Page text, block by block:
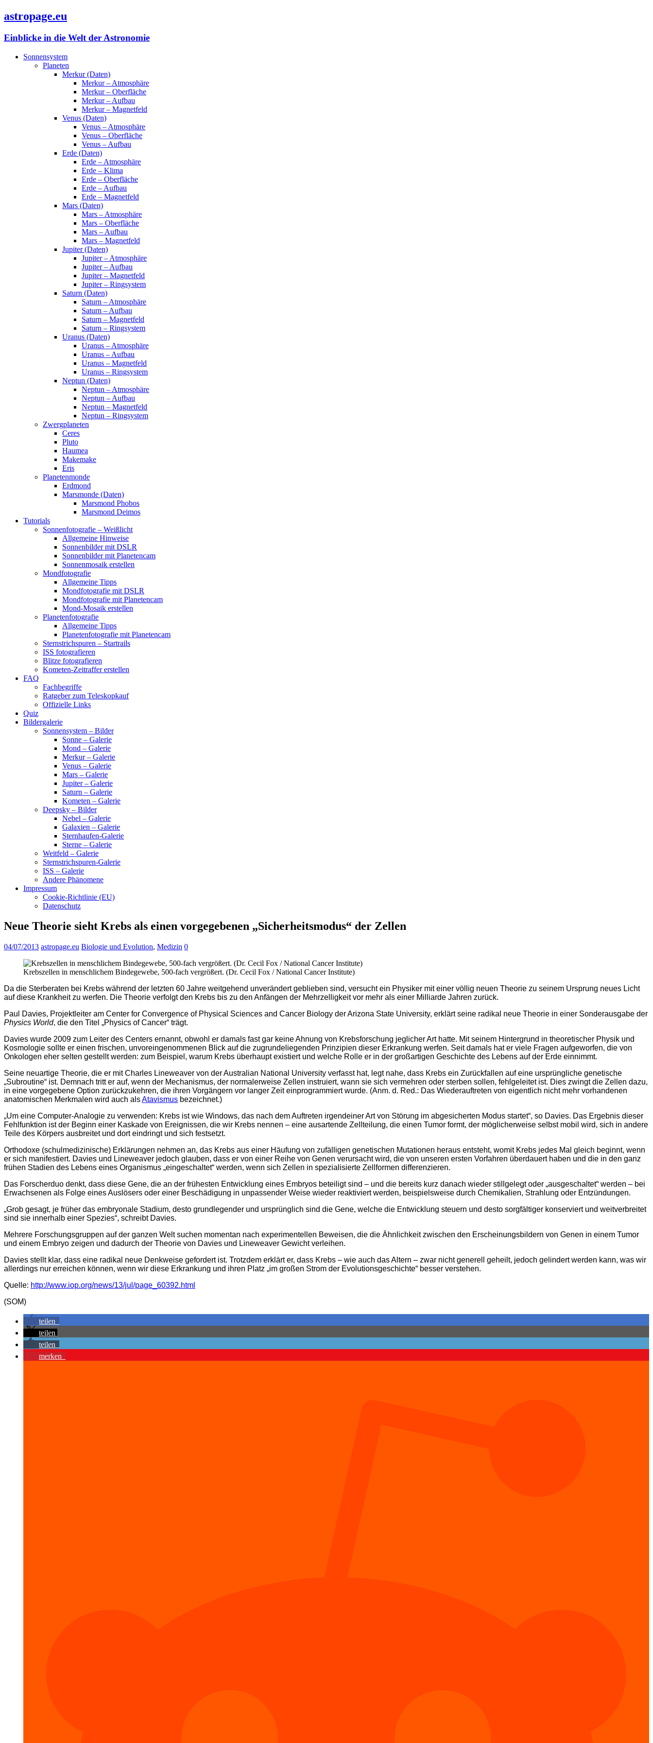
astropage.eu
Einblicke in die Welt der Astronomie
Sonnensystem
Planeten
Merkur (Daten)
Merkur – Atmosphäre
Merkur – Oberfläche
Merkur – Aufbau
Merkur – Magnetfeld
Venus (Daten)
Venus – Atmosphäre
Venus – Oberfläche
Venus – Aufbau
Erde (Daten)
Erde – Atmosphäre
Erde – Klima
Erde – Oberfläche
Erde – Aufbau
Erde – Magnetfeld
Mars (Daten)
Mars – Atmosphäre
Mars – Oberfläche
Mars – Aufbau
Mars – Magnetfeld
Jupiter (Daten)
Jupiter – Atmosphäre
Jupiter – Aufbau
Jupiter – Magnetfeld
Jupiter – Ringsystem
Saturn (Daten)
Saturn – Atmosphäre
Saturn – Aufbau
Saturn – Magnetfeld
Saturn – Ringsystem
Uranus (Daten)
Uranus – Atmosphäre
Uranus – Aufbau
Uranus – Magnetfeld
Uranus – Ringsystem
Neptun (Daten)
Neptun – Atmosphäre
Neptun – Aufbau
Neptun – Magnetfeld
Neptun – Ringsystem
Zwergplaneten
Ceres
Pluto
Haumea
Makemake
Eris
Planetenmonde
Erdmond
Marsmonde (Daten)
Marsmond Phobos
Marsmond Deimos
Tutorials
Sonnenfotografie – Weißlicht
Allgemeine Hinweise
Sonnenbilder mit DSLR
Sonnenbilder mit Planetencam
Sonnenmosaik erstellen
Mondfotografie
Allgemeine Tipps
Mondfotografie mit DSLR
Mondfotografie mit Planetencam
Mond-Mosaik erstellen
Planetenfotografie
Allgemeine Tipps
Planetenfotografie mit Planetencam
Sternstrichspuren – Startrails
ISS fotografieren
Blitze fotografieren
Kometen-Zeitraffer erstellen
FAQ
Fachbegriffe
Ratgeber zum Teleskopkauf
Offizielle Links
Quiz
Bildergalerie
Sonnensystem – Bilder
Sonne – Galerie
Mond – Galerie
Merkur – Galerie
Venus – Galerie
Mars – Galerie
Jupiter – Galerie
Saturn – Galerie
Kometen – Galerie
Deepsky – Bilder
Nebel – Galerie
Galaxien – Galerie
Sternhaufen-Galerie
Sterne – Galerie
Weitfeld – Galerie
Sternstrichspuren-Galerie
ISS – Galerie
Andere Phänomene
Impressum
Cookie-Richtlinie (EU)
Datenschutz
Neue Theorie sieht Krebs als einen vorgegebenen „Sicherheitsmodus“ der Zellen
04/07/2013 astropage.eu Biologie und Evolution, Medizin 0
Krebszellen in menschlichem Bindegewebe, 500-fach vergrößert. (Dr. Cecil Fox / National Cancer Institute)
Da die Sterberaten bei Krebs während der letzten 60 Jahre weitgehend unverändert geblieben sind, versucht ein Physiker mit einer völlig neuen Theorie zu seinem Ursprung neues Licht
auf diese Krankheit zu werfen. Die Theorie verfolgt den Krebs bis zu den Anfängen der Mehrzelligkeit vor mehr als einer Milliarde Jahren zurück.
Paul Davies, Projektleiter am Center for Convergence of Physical Sciences and Cancer Biology der Arizona State University, erklärt seine radikal neue Theorie in einer Sonderausgabe der
Physics World, die den Titel „Physics of Cancer“ trägt.
Davies wurde 2009 zum Leiter des Centers ernannt, obwohl er damals fast gar keine Ahnung von Krebsforschung jeglicher Art hatte. Mit seinem Hintergrund in theoretischer Physik und
Kosmologie sollte er einen frischen, unvoreingenommenen Blick auf die zugrundeliegenden Prinzipien dieser Erkrankung werfen. Seit damals hat er viele Fragen aufgeworfen, die von
Onkologen eher selten gestellt werden: zum Beispiel, warum Krebs überhaupt existiert und welche Rolle er in der großartigen Geschichte des Lebens auf der Erde einnimmt.
Seine neuartige Theorie, die er mit Charles Lineweaver von der Australian National University verfasst hat, legt nahe, dass Krebs ein Zurückfallen auf eine ursprüngliche genetische
„Subroutine“ ist. Demnach tritt er auf, wenn der Mechanismus, der normalerweise Zellen instruiert, wann sie sich vermehren oder sterben sollen, fehlgeleitet ist. Dies zwingt die Zellen dazu,
in eine vorgegebene Option zurückzukehren, die ihren Vorgängern vor langer Zeit einprogrammiert wurde. (Anm. d. Red.: Das Wiederauftreten von eigentlich nicht mehr vorhandenen
anatomischen Merkmalen wird auch alsAtavismus bezeichnet.)
„Um eine Computer-Analogie zu verwenden: Krebs ist wie Windows, das nach dem Auftreten irgendeiner Art von Störung im abgesicherten Modus startet“, so Davies. Das Ergebnis dieser
Fehlfunktion ist der Beginn einer Kaskade von Ereignissen, die wir Krebs nennen – eine ausartende Zellteilung, die einen Tumor formt, der möglicherweise selbst mobil wird, sich in andere
Teile des Körpers ausbreitet und dort eindringt und sich festsetzt.
Orthodoxe (schulmedizinische) Erklärungen nehmen an, das Krebs aus einer Häufung von zufälligen genetischen Mutationen heraus entsteht, womit Krebs jedes Mal gleich beginnt, wenn
er sich manifestiert. Davies und Lineweaver jedoch glauben, dass er von einer Reihe von Genen verursacht wird, die von unseren ersten Vorfahren überdauert haben und die in den ganz
frühen Stadien des Lebens eines Organismus „eingeschaltet“ werden, wenn sich Zellen in spezialisierte Zellformen differenzieren.
Das Forscherduo denkt, dass diese Gene, die an der frühesten Entwicklung eines Embryos beteiligt sind – und die bereits kurz danach wieder stillgelegt oder „ausgeschaltet“ werden – bei
Erwachsenen als Folge eines Auslösers oder einer Beschädigung in unpassender Weise wieder reaktiviert werden, beispielsweise durch Chemikalien, Strahlung oder Entzündungen.
„Grob gesagt, je früher das embryonale Stadium, desto grundlegender und ursprünglich sind die Gene, welche die Entwicklung steuern und desto sorgfältiger konserviert und weitverbreitet
sind sie innerhalb einer Spezies“, schreibt Davies.
Mehrere Forschungsgruppen auf der ganzen Welt suchen momentan nach experimentellen Beweisen, die die Ähnlichkeit zwischen den Erscheinungsbildern von Genen in einem Tumor
und einem Embryo zeigen und dadurch der Theorie von Davies und Lineweaver Gewicht verleihen.
Davies stellt klar, dass eine radikal neue Denkweise gefordert ist. Trotzdem erklärt er, dass Krebs – wie auch das Altern – zwar nicht generell geheilt, jedoch gelindert werden kann, was wir
allerdings nur erreichen können, wenn wir diese Erkrankung und ihren Platz „im großen Strom der Evolutionsgeschichte“ besser verstehen.
Quelle: http://www.iop.org/news/13/jul/page_60392.html
(SOM)
teilen
teilen
teilen
merken